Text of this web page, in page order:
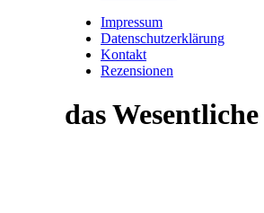
Impressum
Datenschutzerklärung
Kontakt
Rezensionen
das Wesentliche